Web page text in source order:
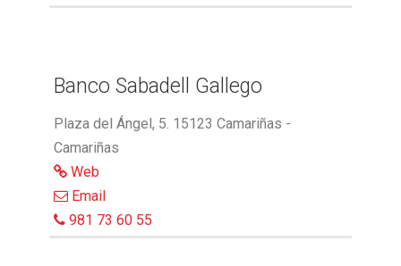
Banco Sabadell Gallego
Plaza del Ángel, 5. 15123 Camariñas -
Camariñas
Web
Email
981 73 60 55